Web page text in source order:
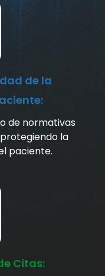
de la
de normativas
la
paciente.
Citas: